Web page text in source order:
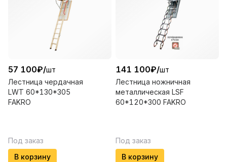
57 100₽/шт
Лестница чердачная
LWT 60*130*305
FAKRO
Под заказ
В корзину
141 100₽/шт
Лестница ножничная
металлическая LSF
60*120*300 FAKRO
Под заказ
В корзину